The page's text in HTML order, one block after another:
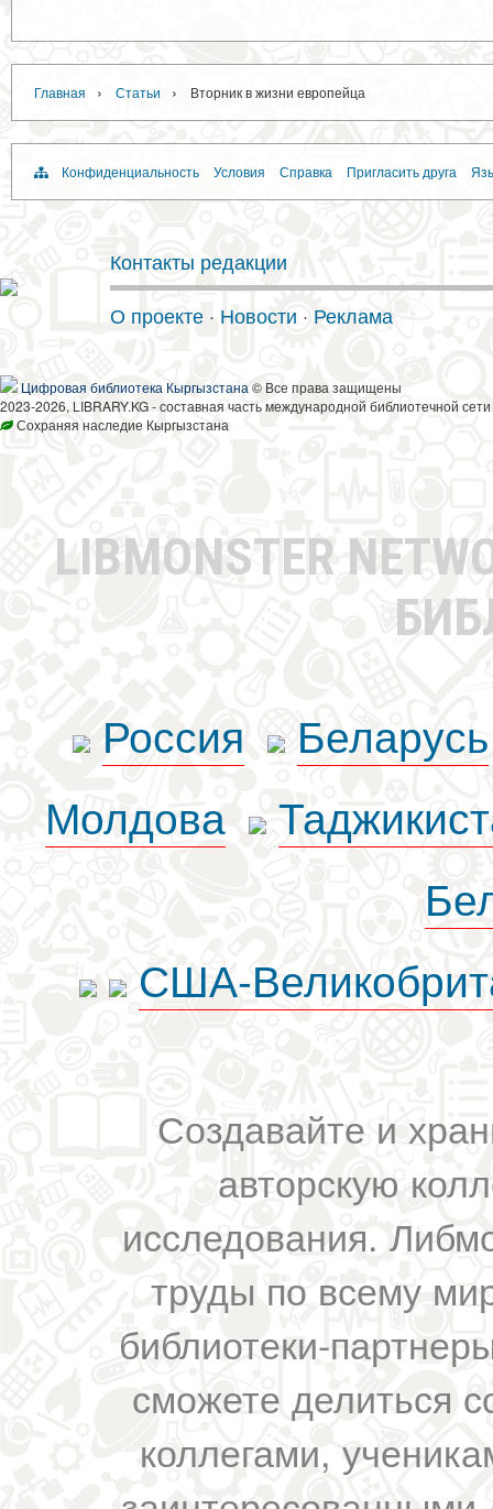
Главная › Статьи › Вторник в жизни европейца
Конфиденциальность Условия Справка Пригласить друга
Контакты редакции
О проекте · Новости · Реклама
Цифровая библиотека Кыргызстана © Все права защищены
2023-2026, LIBRARY.KG - составная часть международной библиотечной
Сохраняя наследие Кыргызстана
LIBMONSTER
Россия
Беларусь
Молдова
США-
Создавайте и
авторскую
исследования.
труды по всему
библиотеки-
сможете делиться
коллегами,